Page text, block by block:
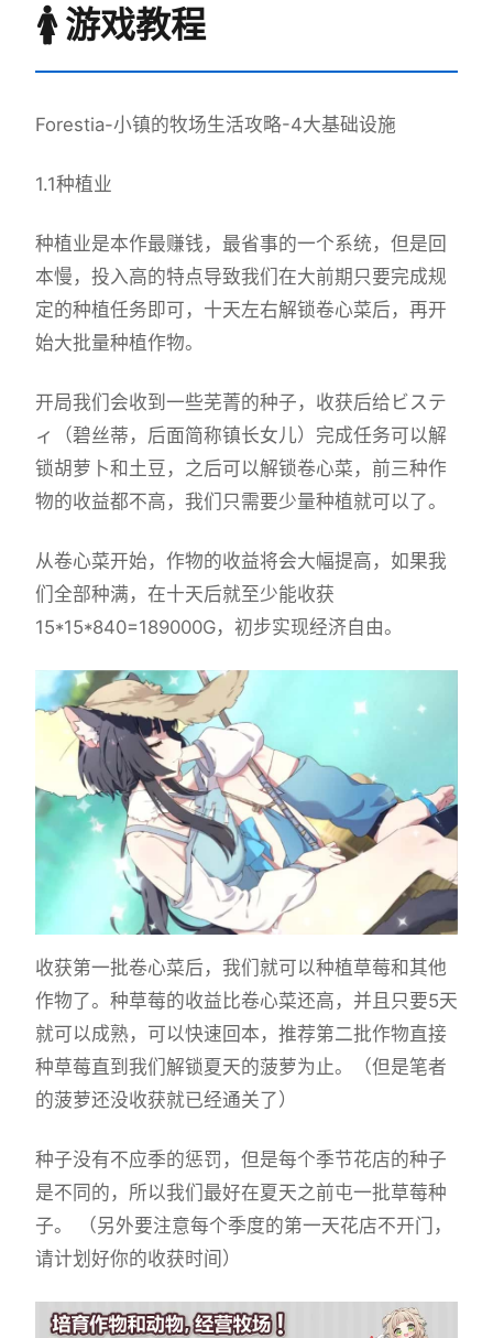
🚺 游戏教程
Forestia-小镇的牧场生活攻略-4大基础设施
1.1种植业
种植业是本作最赚钱，最省事的一个系统，但是回
本慢，投入高的特点导致我们在大前期只要完成规
定的种植任务即可，十天左右解锁卷心菜后，再开
始大批量种植作物。
开局我们会收到一些芜菁的种子，收获后给ビステ
ィ（碧丝蒂，后面简称镇长女儿）完成任务可以解
锁胡萝卜和土豆，之后可以解锁卷心菜，前三种作
物的收益都不高，我们只需要少量种植就可以了。
从卷心菜开始，作物的收益将会大幅提高，如果我
们全部种满，在十天后就至少能收获
15*15*840=189000G，初步实现经济自由。
收获第一批卷心菜后，我们就可以种植草莓和其他
作物了。种草莓的收益比卷心菜还高，并且只要5天
就可以成熟，可以快速回本，推荐第二批作物直接
种草莓直到我们解锁夏天的菠萝为止。（但是笔者
的菠萝还没收获就已经通关了）
种子没有不应季的惩罚，但是每个季节花店的种子
是不同的，所以我们最好在夏天之前屯一批草莓种
子。 （另外要注意每个季度的第一天花店不开门，
请计划好你的收获时间）